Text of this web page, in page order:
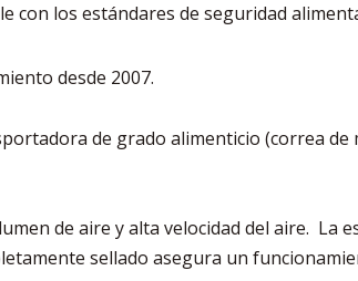
los estándares de seguridad
desde 2007.
de grado alimenticio (correa de
de aire y alta velocidad del aire. La
sellado asegura un